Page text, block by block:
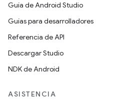
Guía de Android Studio
Guías para desarrolladores
Referencia de API
Descargar Studio
NDK de Android
ASISTENCIA